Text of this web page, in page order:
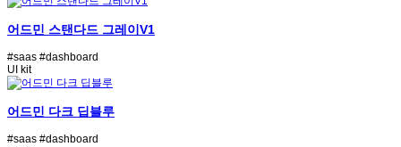
어드민 스탠다드 그레이V1
#saas #dashboard
UI kit
어드민 다크 딥블루
#saas #dashboard